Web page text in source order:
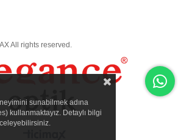
All rights reserved.
sunabilmek adına
kullanmaktayız. Detaylı bilgi